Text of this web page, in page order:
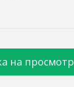
на просмотр